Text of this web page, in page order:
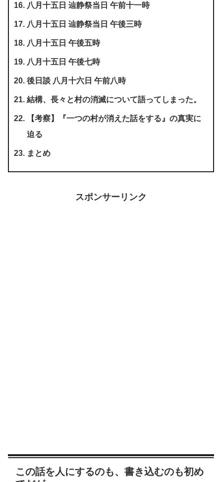
八月十五日 辿静祭当日 午前十一時
八月十五日 辿静祭当日 午後三時
八月十五日 午後五時
八月十五日 午後七時
後日談 八月十六日 午前八時
結構、長々と村の消滅について語ってしまった。
【考察】『一つの村が消えた話をする』の真実に
迫る
まとめ
スポンサーリンク
この話を人にするのも、書き込むのも初め